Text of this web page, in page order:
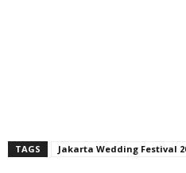
TAGS Jakarta Wedding Festival